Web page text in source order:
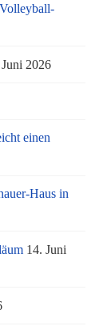
2026
einen
Haus in
14. Juni